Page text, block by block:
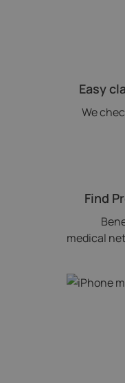
Easy
We
Find
medical